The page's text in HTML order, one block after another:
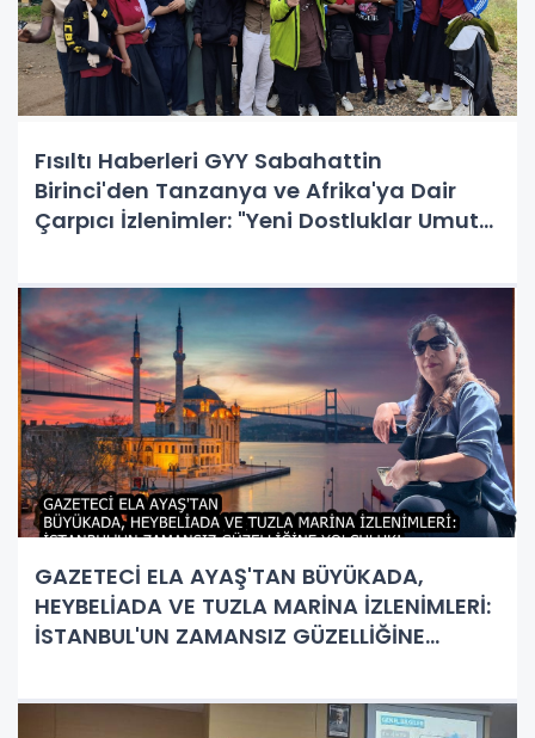
Fısıltı Haberleri GYY Sabahattin
Birinci'den Tanzanya ve Afrika'ya Dair
Çarpıcı İzlenimler: "Yeni Dostluklar Umut
GAZETECİ ELA AYAŞ'TAN BÜYÜKADA,
HEYBELİADA VE TUZLA MARİNA İZLENİMLERİ:
İSTANBUL'UN ZAMANSIZ GÜZELLİĞİNE